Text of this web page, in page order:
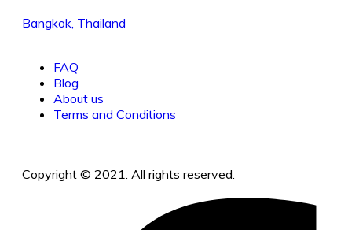
Bangkok, Thailand
FAQ
Blog
About us
Terms and Conditions
Copyright © 2021. All rights reserved.